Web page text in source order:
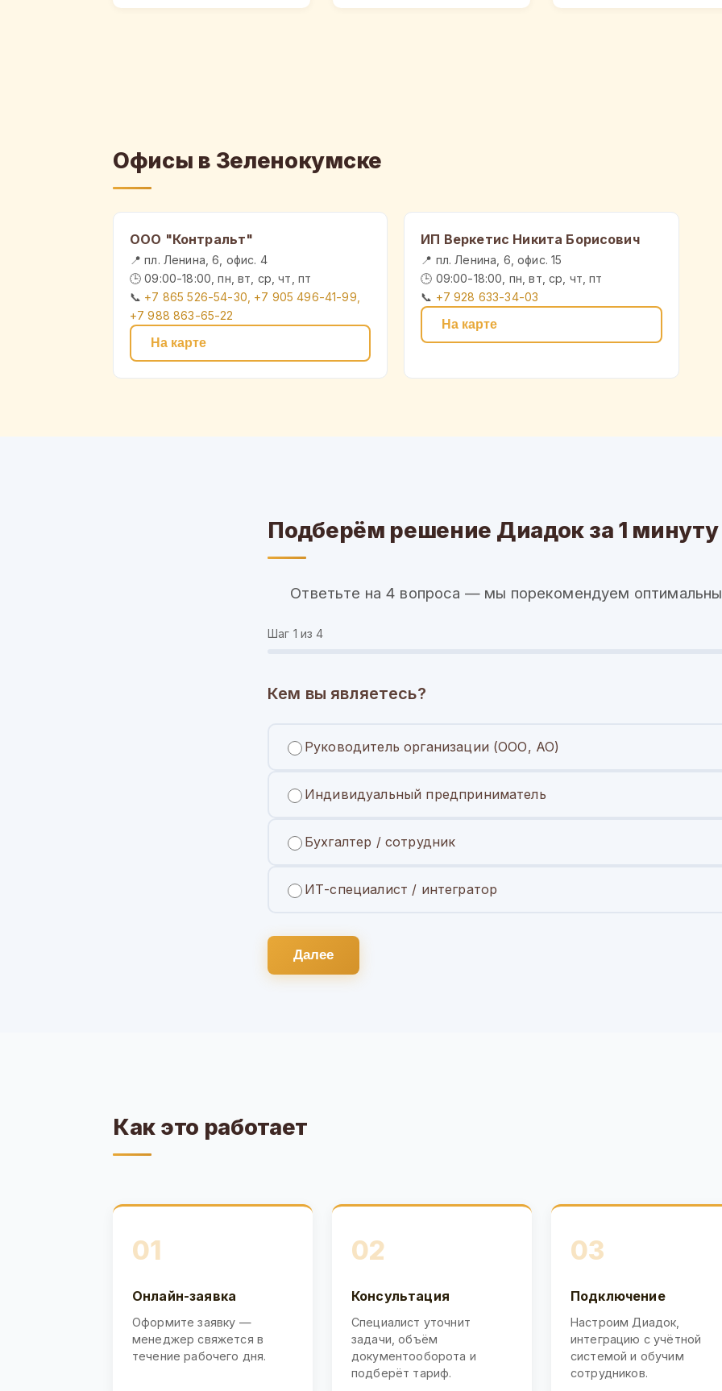
Офисы в Зеленокумске
ООО "Контральт"
📍 пл. Ленина, 6, офис. 4
🕒 09:00-18:00, пн, вт, ср, чт, пт
📞 +7 865 526-54-30, +7 905 496-41-99,
+7 988 863-65-22
На карте
ИП Веркетис Никита Борисович
📍 пл. Ленина, 6, офис. 15
🕒 09:00-18:00, пн, вт, ср, чт, пт
📞 +7 928 633-34-03
На карте
Подберём решение Диадок за 1 минуту
Ответьте на 4 вопроса — мы порекомендуем
Шаг 1 из 4
Кем вы являетесь?
Руководитель организации (ООО, АО)
Индивидуальный предприниматель
Бухгалтер / сотрудник
ИТ-специалист / интегратор
Далее
Как это работает
01
Онлайн-заявка
Оформите заявку —
менеджер свяжется в
течение рабочего дня.
02
Консультация
Специалист уточнит
задачи, объём
документооборота и
подберёт тариф.
03
Подключение
Настроим Диадок,
интеграцию с учётной
системой и обучим
сотрудников.